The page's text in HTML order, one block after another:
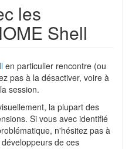
les
Shell
en particulier rencontre (ou
pas à la désactiver, voire à
session.
la plupart des
Si vous avec identifié
n'hésitez pas à
de ces